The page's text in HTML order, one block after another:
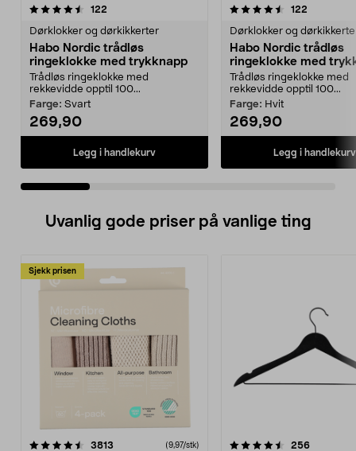
122
Dørklokker og dørkikkerter
Habo Nordic trådløs
ringeklokke med trykknapp
Trådløs ringeklokke med
rekkevidde opptil 100...
Farge: Svart
269,90
Legg i handlekurv
4.5 av 5 stjerner 122
Dørklokker og
Habo Nordic trådløs
ringeklokke med
Trådløs ringeklokke med
rekkevidde opptil 100...
Farge: Hvit
269,90
Legg i handlekurv
4.0 av 5 stjerner
Uvanlig gode priser på vanlige ting
Sjekk prisen
3813 anmeldelser(9,97/stk)
4.5av 5 stjerner 256
4.5av 5 stjerner